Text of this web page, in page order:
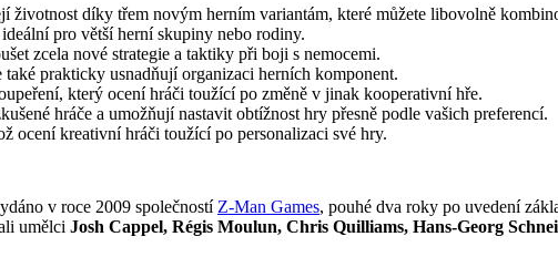
díky třem novým herním variantám, které můžete libovolně
pro větší herní skupiny nebo rodiny.
zcela nové strategie a taktiky při boji s nemocemi.
prakticky usnadňují organizaci herních komponent.
který ocení hráči toužící po změně v jinak kooperativní hře.
hráče a umožňují nastavit obtížnost hry přesně podle vašich preferencí.
ocení kreativní hráči toužící po personalizaci své hry.
v roce 2009 společností Z-Man Games, pouhé dva roky po uvedení
umělci Josh Cappel, Régis Moulun, Chris Quilliams, Hans-Georg